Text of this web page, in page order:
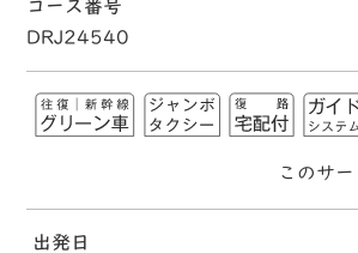
コース番号
DRJ24540
このサ
出発日